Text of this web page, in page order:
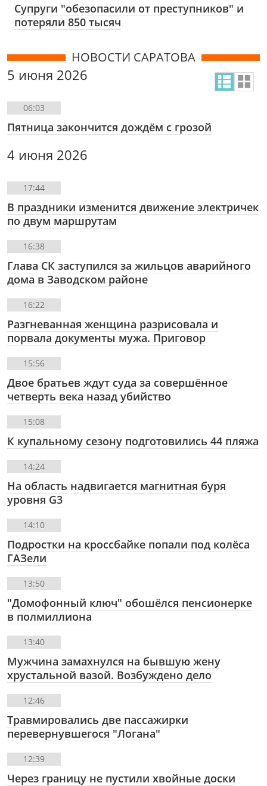
Супруги "обезопасили от преступников" и
потеряли 850 тысяч
НОВОСТИ САРАТОВА
5 июня 2026
06:03
Пятница закончится дождëм с грозой
4 июня 2026
17:44
В праздники изменится движение электричек
по двум маршрутам
16:38
Глава СК заступился за жильцов аварийного
дома в Заводском районе
16:22
Разгневанная женщина разрисовала и
порвала документы мужа. Приговор
15:56
Двое братьев ждут суда за совершённое
четверть века назад убийство
15:08
К купальному сезону подготовились 44 пляжа
14:24
На область надвигается магнитная буря
уровня G3
14:10
Подростки на кроссбайке попали под колёса
ГАЗели
13:50
"Домофонный ключ" обошёлся пенсионерке
в полмиллиона
13:40
Мужчина замахнулся на бывшую жену
хрустальной вазой. Возбуждено дело
12:46
Травмировались две пассажирки
перевернувшегося "Логана"
12:39
Через границу не пустили хвойные доски